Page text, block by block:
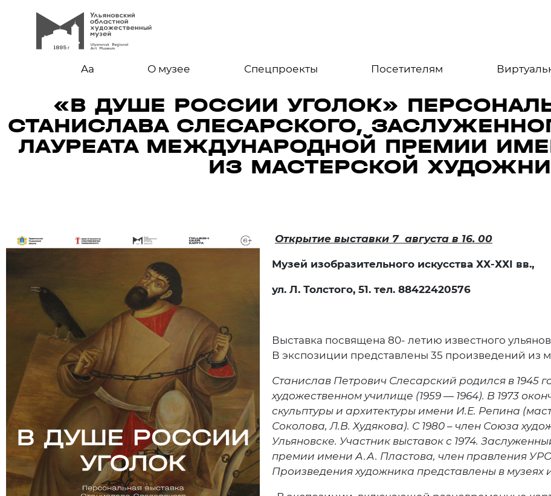
Aa О музее Спецпроекты Посетителям
«В ДУШЕ РОССИИ УГОЛОК»
СТАНИСЛАВА СЛЕСАРСКОГО,
ЛАУРЕАТА МЕЖДУНАРОДНОЙ ПРЕМИИ
ИЗ МАСТЕРСКОЙ
Открытие выставки 7 августа в 16. 00
Музей изобразительного искусства ХХ-ХХI вв.,
ул. Л. Толстого, 51. тел. 88422420576
Выставка посвящена 80- летию известного
В экспозиции представлены 35 произведений из
Станислав Петрович Слесарский родился в 1945
художественном училище (1959 — 1964). В 1973
скульптуры и архитектуры имени И.Е. Репина
Соколова, Л.В. Худякова). С 1980 – член Союза
Ульяновске. Участник выставок с 1974.
премии имени А.А. Пластова, член правления
Произведения художника представлены в музеях